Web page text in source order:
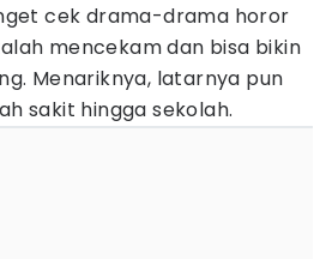
cek drama-drama horor
mencekam dan bisa bikin
Menariknya, latarnya pun
sakit hingga sekolah.